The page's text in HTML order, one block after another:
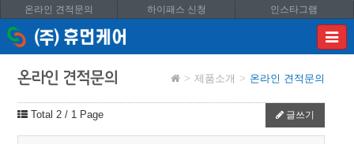
온라인 견적문의 하이패스 신청 인스타그램
이메
입력
온라인 견적문의 제품소개 온라인 견적문의
Total 2 / 1 Page 글쓰기